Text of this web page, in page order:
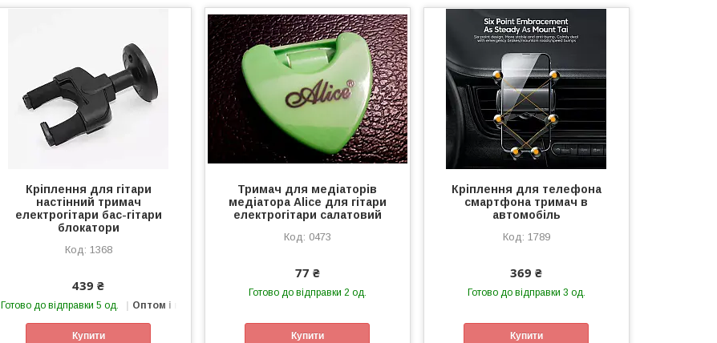
Кріплення для гітари
настінний тримач
електрогітари бас-гітари
блокатори
1368
439 ₴
Готово до відправки 5 од. Оптом і в роздріб
Купити
Тримач для медіаторів
медіатора Alice для гітари
електрогітари салатовий
0473
77 ₴
Готово до відправки 2 од.
Купити
Кріплення для телефона
смартфона тримач в
автомобіль
1789
369 ₴
Готово до відправки 3 од.
Купити